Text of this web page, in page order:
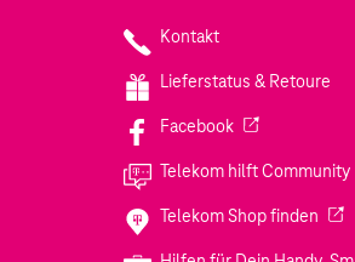
Kontakt
Lieferstatus & Retoure
Facebook(Wird in einem
Telekom hilft Community
Telekom Shop finden